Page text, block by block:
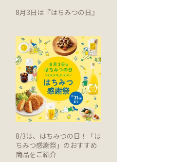
8月3日は『はちみつの日』
8/3は、はちみつの日！「は
ちみつ感謝祭」のおすすめ
商品をご紹介